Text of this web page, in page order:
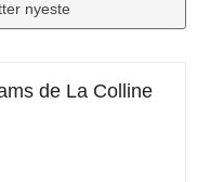
de La Colline